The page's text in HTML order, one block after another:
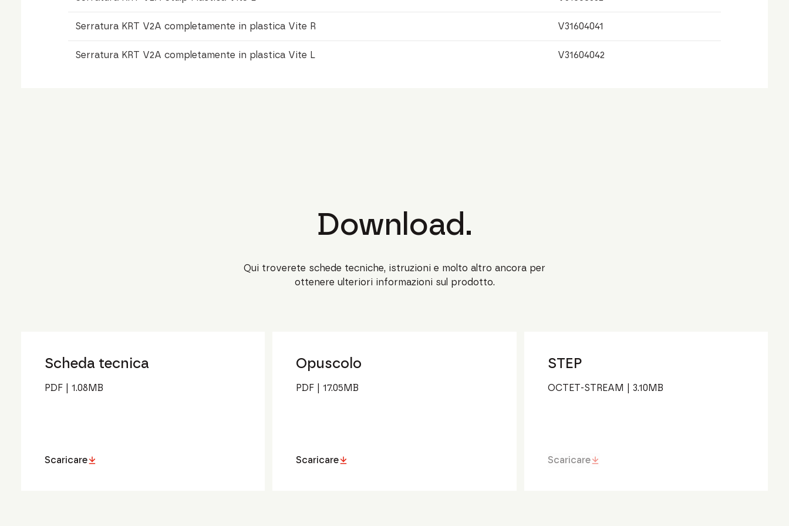
Serratura KRT V2A completamente in plastica Vite R V31604041
Serratura KRT V2A completamente in plastica Vite L V31604042
Download.
Qui troverete schede tecniche, istruzioni e molto altro ancora per
ottenere ulteriori informazioni sul prodotto.
Scheda tecnica
PDF 1.08MB
Scaricare
Opuscolo
PDF |17.05MB
Scaricare
STEP
OCTET-STREAM 3.10MB
Scaricare